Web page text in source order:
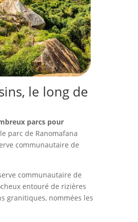
le long de
parcs pour
parc de Ranomafana
communautaire de
communautaire de
entouré de rizières
granitiques, nommées les